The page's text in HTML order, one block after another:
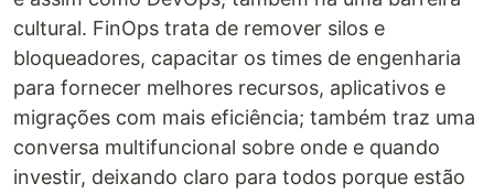
cultural. FinOps trata de remover silos e
bloqueadores, capacitar os times de engenharia
para fornecer melhores recursos, aplicativos e
migrações com mais eficiência; também traz uma
conversa multifuncional sobre onde e quando
investir, deixando claro para todos porque estão